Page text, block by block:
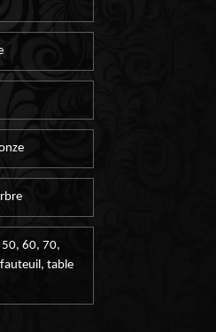
50, 60, 70,
table